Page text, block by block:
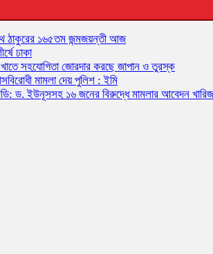
ঠাকুরের ১৬৫তম জন্মজয়ন্তী আজ
ঢাকা
খাতে সহযোগিতা জোরদার করছে জাপান ও তুরস্ক
মামলা দেয় পুলিশ : ইমি
ড. ইউনূসসহ ১৬ জনের বিরুদ্ধে মামলার আবেদন খারিজ